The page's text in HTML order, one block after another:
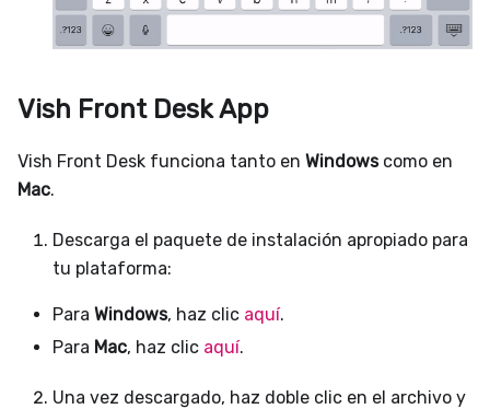
Vish Front Desk App
Vish Front Desk funciona tanto en Windowscomo en
Mac.
Descarga el paquete de instalación apropiado para
tu plataforma:
Para Windows, haz clic aquí.
Para Mac, haz clic aquí.
Una vez descargado, haz doble clic en el archivo y